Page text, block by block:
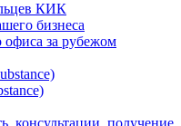
КИК
бизнеса
офиса за рубежом
консультации, получение